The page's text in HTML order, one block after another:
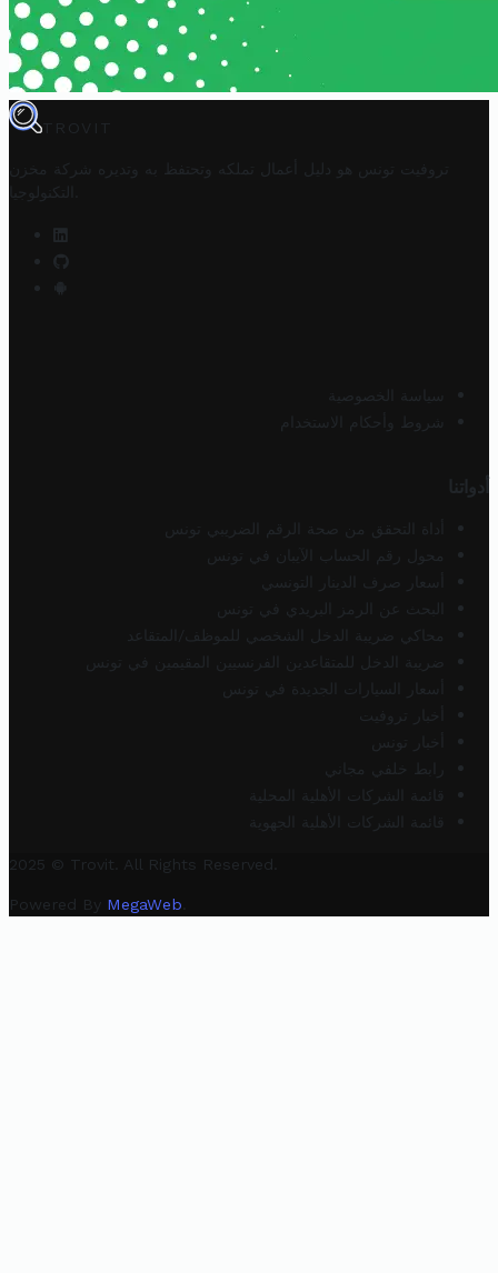
TROVIT
تروفيت تونس هو دليل أعمال تملكه وتحتفظ به وتديره
شركة مخزن
التكنولوجيا
سياسة الخصوصية
شروط وأحكام الاستخدام
أدواتنا
أداة التحقق من صحة الرقم الضريبي تونس
محول رقم الحساب الآيبان في تونس
أسعار صرف الدينار التونسي
البحث عن الرمز البريدي في تونس
محاكي ضريبة الدخل الشخصي للموظف/المتقاعد
ضريبة الدخل للمتقاعدين الفرنسيين المقيمين في تونس
أسعار السيارات الجديدة في تونس
أخبار تروفيت
أخبار تونس
رابط خلفي مجاني
قائمة الشركات الأهلية المحلية
قائمة الشركات الأهلية الجهوية
2025 © Trovit. All Rights Reserved.
Powered By MegaWeb